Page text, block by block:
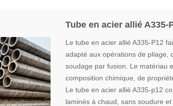
Tube en acier allié A335-
Le tube en acier allié A335-P12
adapté aux opérations de pliage,
soudage par fusion. Le matériau
composition chimique, de
Le tube en acier allié A335-p12
laminés à chaud, sans soudure